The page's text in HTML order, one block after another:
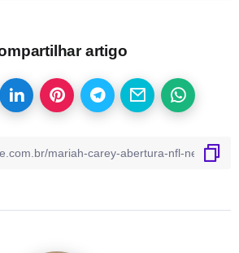
artigo